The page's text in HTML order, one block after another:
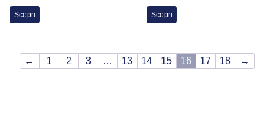
Scopri Scopri
← 1 2 3 … 13 14 15 16 17 18 →